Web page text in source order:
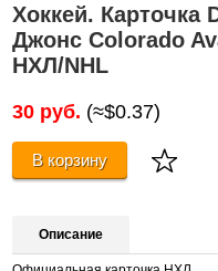
Хоккей. Карточка
Джонс Colorado
НХЛ/NHL
30 руб. (≈$0.37)
В корзину
Описание